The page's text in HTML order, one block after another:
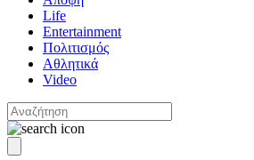
Life
Entertainment
Πολιτισμός
Αθλητικά
Video